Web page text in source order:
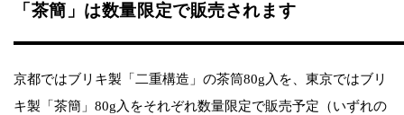
「茶簡」は数量限定で販売されます
京都ではブリキ製「二重構造」の茶筒80g入を、東京ではブリ
キ製「茶簡」80g入をそれぞれ数量限定で販売予定（いずれの